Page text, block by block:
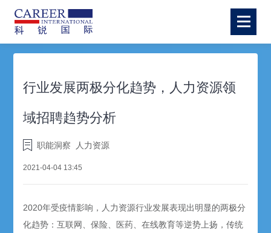
行业发展两极分化趋势，人力资源领
域招聘趋势分析
职能洞察 人力资源
2021-04-04 13:45
2020年受疫情影响，人力资源行业发展表现出明显的两极分
化趋势：互联网、保险、医药、在线教育等逆势上扬，传统